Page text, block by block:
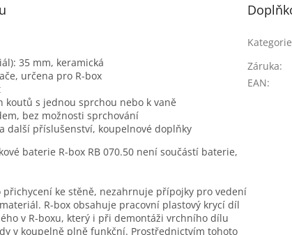
35 mm, keramická
určena pro R-box
koutů s jednou sprchou nebo k vaně
bez možnosti sprchování
další příslušenství, koupelnové doplňky
baterie R-box RB 070.50 není součástí baterie,
ke stěně, nezahrnuje přípojky pro vedení
R-box obsahuje pracovní plastový krycí díl
v R-boxu, který i při demontáži vrchního dílu
v koupelně plně funkční. Prostřednictvím tohoto
Kategorie
Záruka:
EAN: